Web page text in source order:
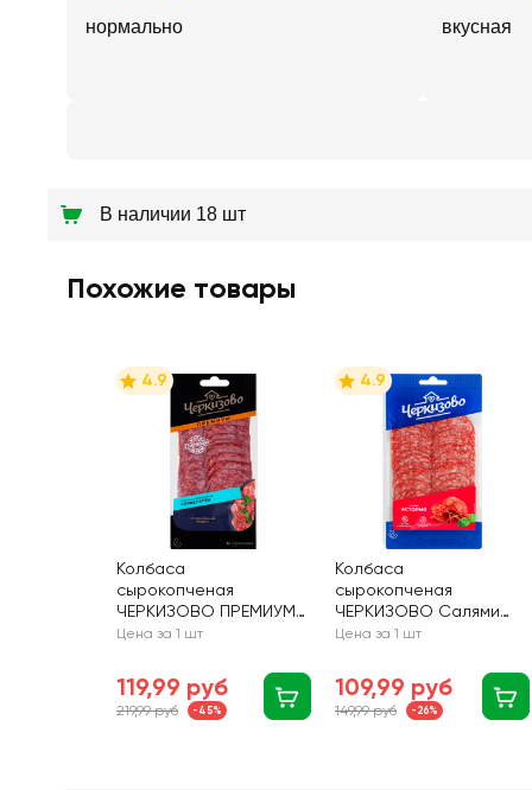
нормально вкусная
В наличии 18 шт
Похожие товары
4.9
Колбаса
сырокопченая
ЧЕРКИЗОВО ПРЕМИУМ
Сервелетти, нарезка,
Цена за 1 шт
119,99 руб
219,99 руб -45%
4.9
Колбаса
сырокопченая
ЧЕРКИЗОВО Салями
Астория, нарезка, 85г
Цена за 1 шт
109,99 руб
149,99 руб -26%